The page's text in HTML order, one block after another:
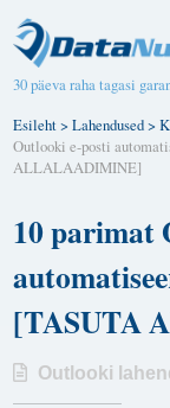
30 päeva raha tagasi
Esileht>Lahendused>
Outlooki e-posti
ALLALAADIMINE]
10 parimat
[TASUTA
Outlooki